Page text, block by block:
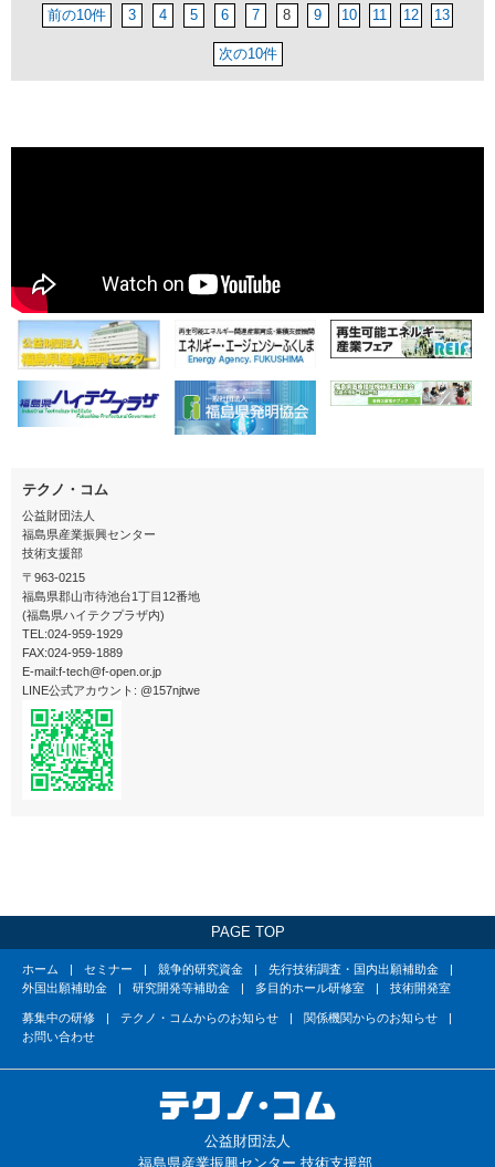
前の10件 3 4 5 6 7 8 9 10 11 12 13
次の10件
テクノ・コム
公益財団法人
福島県産業振興センター
技術支援部
〒963-0215
福島県郡山市待池台1丁目12番地
(福島県ハイテクプラザ内)
TEL:024-959-1929
FAX:024-959-1889
E-mail:f-tech@f-open.or.jp
LINE公式アカウント: @157njtwe
PAGE TOP
ホーム セミナー 競争的研究資金
先行技術調査・国内出願補助金
外国出願補助金
研究開発等補助金 多目的ホール研修室 技術開発室
募集中の研修 テクノ・コムからのお知らせ
関係機関からのお知らせ
お問い合わせ
公益財団法人
福島県産業振興センター 技術支援部